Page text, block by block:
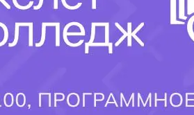
для себя захватывающий мир
на интересующий ВАС